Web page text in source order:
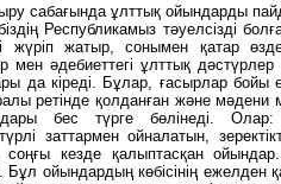
сабағында ұлттық ойындарды
Республикамыз тәуелсізді
жүріп жатыр, сонымен қатар
мен әдебиеттегі ұлттық
да кіреді. Бұлар, ғасырлар бойы
ретінде қолданған және мәдени
бес түрге бөлінеді.
заттармен ойналатын,
соңғы кезде қалыптасқан ойындар.
ойындардың көбісінің ежелден